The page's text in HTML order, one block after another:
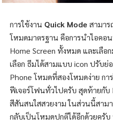
การใช้งาน Quick Mode สามาร
โหมดมาตรฐาน คือการนำไอคอ
Home Screen ทั้งหมด และเลือ
เลือก ธีมได้สามแบบ icon ปรับย่
Phone โหมดที่สองโหมดง่าย ก
ฟีเจอร์โฟนทั่วไปครับ สุดท้ายกับ
สีสันสนใสสวยงาม ในส่วนนี้สาม
กลับเป็นโหมดปกติได้อีกด้วยครั